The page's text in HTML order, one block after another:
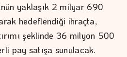
yaklaşık 2 milyar 690
hedeflendiği ihraçta,
şeklinde 36 milyon 500
pay satışa sunulacak.